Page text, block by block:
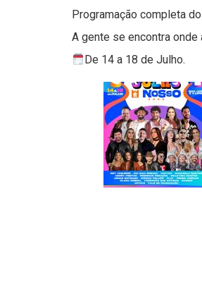
Programação completa
A gente se encontra
De 14 a 18 de Julho.